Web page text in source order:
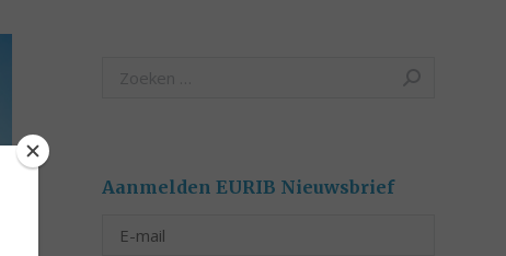
Search:
Aanmelden EURIB Nieuwsbrief